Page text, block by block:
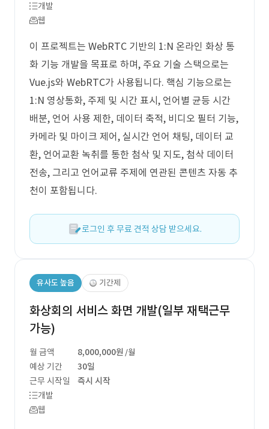
개발
웹
이 프로젝트는 WebRTC 기반의 1:N 온라인 화상 통
화 기능 개발을 목표로 하며, 주요 기술 스택으로는
Vue.js와 WebRTC가 사용됩니다. 핵심 기능으로는
1:N 영상통화, 주제 및 시간 표시, 언어별 균등 시간
배분, 언어 사용 제한, 데이터 축적, 비디오 필터 기능,
카메라 및 마이크 제어, 실시간 언어 채팅, 데이터 교
환, 언어교환 녹취를 통한 첨삭 및 지도, 첨삭 데이터
전송, 그리고 언어교류 주제에 연관된 콘텐츠 자동 추
천이 포함됩니다.
로그인 후 무료 견적 상담 받으세요.
유사도 높음 기간제
화상회의 서비스 화면 개발(일부 재택근무
가능)
월 금액 8,000,000원 /월
예상 기간
30일
근무 시작일
즉시 시작
개발
웹